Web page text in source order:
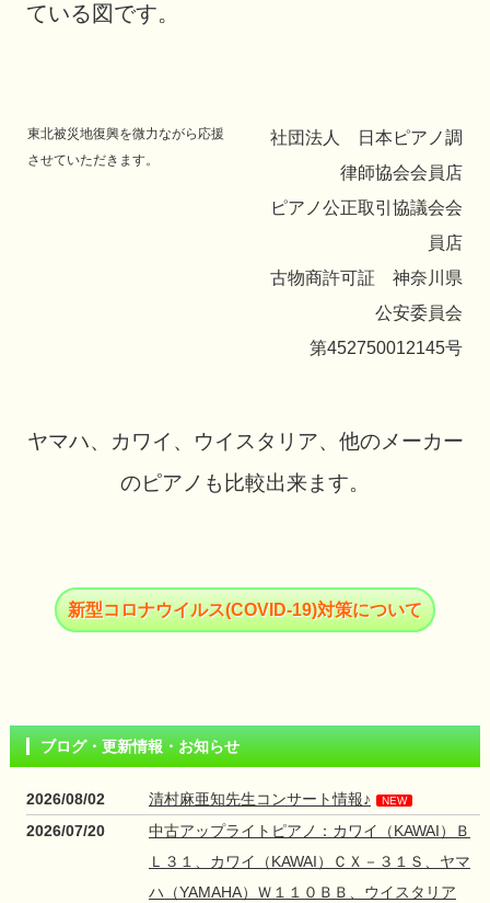
ている図です。
東北被災地復興を微力ながら応援
させていただきます。
社団法人 日本ピアノ調
律師協会会員店
ピアノ公正取引協議会会
員店
古物商許可証 神奈川県
公安委員会
第452750012145号
ヤマハ、カワイ、ウイスタリア、他のメーカー
のピアノも比較出来ます。
新型コロナウイルス(COVID-19)対策について
ブログ・更新情報・お知らせ
2026/08/02 清村麻亜知先生コンサート情報♪ NEW
2026/07/20
中古アップライトピアノ：カワイ（KAWAI）Ｂ
Ｌ３１、カワイ（KAWAI）ＣＸ－３１Ｓ、ヤマ
ハ（YAMAHA）Ｗ１１０ＢＢ、ウイスタリア